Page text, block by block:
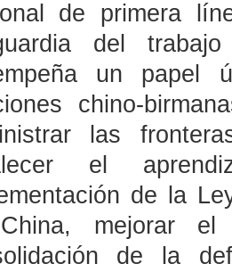
de primera
del
un papel
chino-
las
el
de la
mejorar el
de la